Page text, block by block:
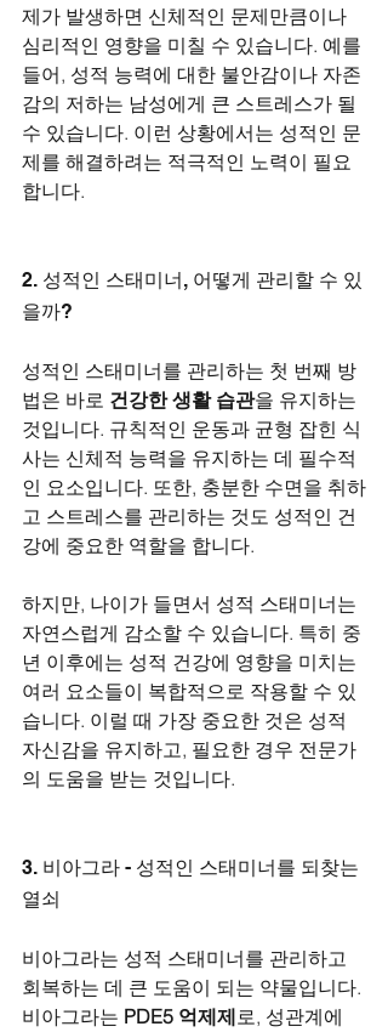
제가 발생하면 신체적인 문제만큼이나
심리적인 영향을 미칠 수 있습니다. 예를
들어, 성적 능력에 대한 불안감이나 자존
감의 저하는 남성에게 큰 스트레스가 될
수 있습니다. 이런 상황에서는 성적인 문
제를 해결하려는 적극적인 노력이 필요
합니다.
2. 성적인 스태미너, 어떻게 관리할 수 있
을까?
성적인 스태미너를 관리하는 첫 번째 방
법은 바로 건강한 생활 습관을 유지하는
것입니다. 규칙적인 운동과 균형 잡힌 식
사는 신체적 능력을 유지하는 데 필수적
인 요소입니다. 또한, 충분한 수면을 취하
고 스트레스를 관리하는 것도 성적인 건
강에 중요한 역할을 합니다.
하지만, 나이가 들면서 성적 스태미너는
자연스럽게 감소할 수 있습니다. 특히 중
년 이후에는 성적 건강에 영향을 미치는
여러 요소들이 복합적으로 작용할 수 있
습니다. 이럴 때 가장 중요한 것은 성적
자신감을 유지하고, 필요한 경우 전문가
의 도움을 받는 것입니다.
3. 비아그라 - 성적인 스태미너를 되찾는
열쇠
비아그라는 성적 스태미너를 관리하고
회복하는 데 큰 도움이 되는 약물입니다.
비아그라는 PDE5 억제제 로, 성관계에